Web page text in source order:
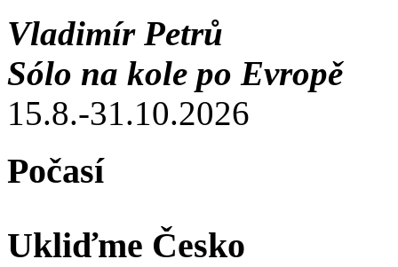
Vladimír Petrů
Sólo na kole po Evropě
15.8.-31.10.2026
Počasí
Ukliďme Česko